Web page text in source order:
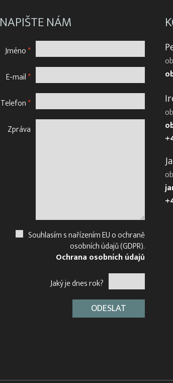
NAPIŠTE NÁM
Jméno*
E-mail*
Telefon*
Zpráva
Souhlasím s nařízením EU o ochraně
osobních údajů (GDPR).
Ochrana osobních údajů
Jaký je dnes rok?